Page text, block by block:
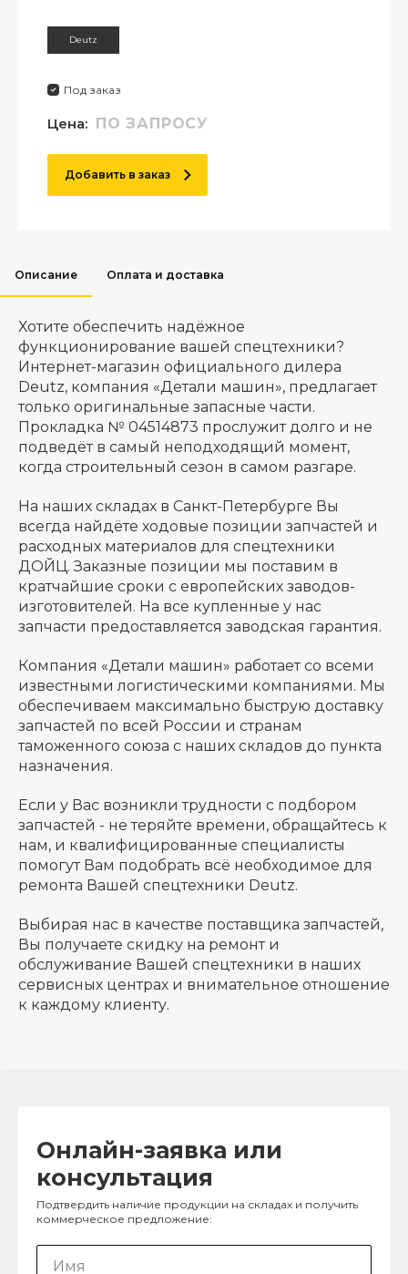
Deutz
Под заказ
Цена: ПО ЗАПРОСУ
Добавить в заказ
Описание Оплата и доставка
Хотите обеспечить надёжное
функционирование вашей спецтехники?
Интернет-магазин официального дилера
Deutz, компания «Детали машин», предлагает
только оригинальные запасные части.
Прокладка № 04514873 прослужит долго и не
подведёт в самый неподходящий момент,
когда строительный сезон в самом разгаре.
На наших складах в Санкт-Петербурге Вы
всегда найдёте ходовые позиции запчастей и
расходных материалов для спецтехники
ДОЙЦ. Заказные позиции мы поставим в
кратчайшие сроки с европейских заводов-
изготовителей. На все купленные у нас
запчасти предоставляется заводская гарантия.
Компания «Детали машин» работает со всеми
известными логистическими компаниями. Мы
обеспечиваем максимально быструю доставку
запчастей по всей России и странам
таможенного союза с наших складов до пункта
назначения.
Если у Вас возникли трудности с подбором
запчастей - не теряйте времени, обращайтесь к
нам, и квалифицированные специалисты
помогут Вам подобрать всё необходимое для
ремонта Вашей спецтехники Deutz.
Выбирая нас в качестве поставщика запчастей,
Вы получаете скидку на ремонт и
обслуживание Вашей спецтехники в наших
сервисных центрах и внимательное отношение
к каждому клиенту.
Онлайн-заявка или
консультация
Подтвердить наличие продукции на складах и получить
коммерческое предложение: